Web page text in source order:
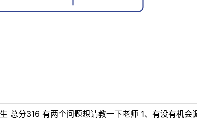
总分316 有两个问题想请教一下老师 1、有没有机